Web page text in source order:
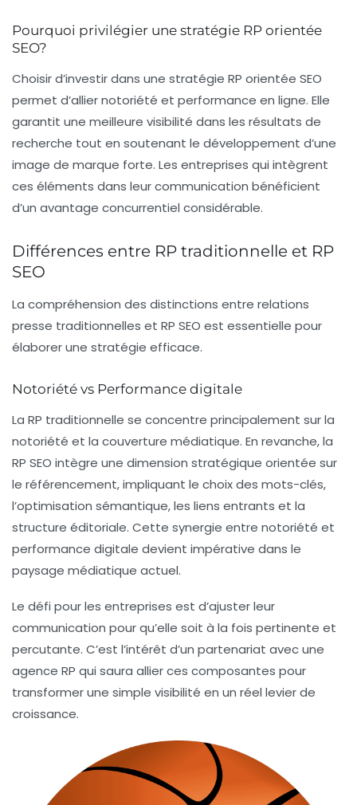
Pourquoi privilégier une stratégie RP orientée
SEO?
Choisir d’investir dans une stratégie RP orientée SEO
permet d’allier notoriété et performance en ligne. Elle
garantit une meilleure visibilité dans les résultats de
recherche tout en soutenant le développement d’une
image de marque forte. Les entreprises qui intègrent
ces éléments dans leur communication bénéficient
d’un avantage concurrentiel considérable.
Différences entre RP traditionnelle et RP
SEO
La compréhension des distinctions entre relations
presse traditionnelles et RP SEO est essentielle pour
élaborer une stratégie efficace.
Notoriété vs Performance digitale
La RP traditionnelle se concentre principalement sur la
notoriété et la couverture médiatique. En revanche, la
RP SEO intègre une dimension stratégique orientée sur
le référencement, impliquant le choix des mots-clés,
l’optimisation sémantique, les liens entrants et la
structure éditoriale. Cette synergie entre notoriété et
performance digitale devient impérative dans le
paysage médiatique actuel.
Le défi pour les entreprises est d’ajuster leur
communication pour qu’elle soit à la fois pertinente et
percutante. C’est l’intérêt d’un partenariat avec une
agence RP qui saura allier ces composantes pour
transformer une simple visibilité en un réel levier de
croissance.